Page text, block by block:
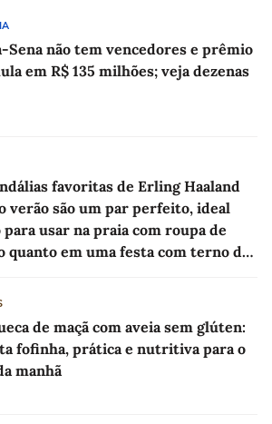
Sena não tem vencedores e prêmio
em R$ 135 milhões; veja dezenas
favoritas de Erling Haaland
verão são um par perfeito, ideal
usar na praia com roupa de
quanto em uma festa com terno de
de maçã com aveia sem glúten:
fofinha, prática e nutritiva para o
manhã